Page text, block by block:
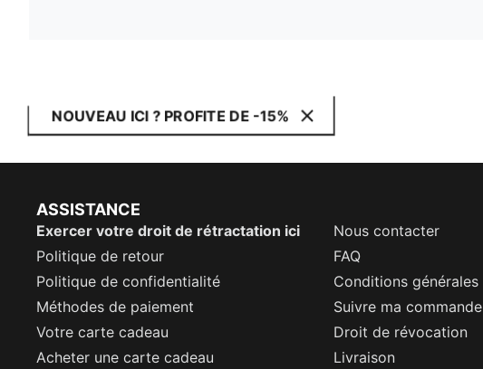
NOUVEAU ICI ? PROFITE DE -15%
ASSISTANCE
Exercer votre droit de rétractation ici
Nous contacter
Politique de retour
FAQ
Politique de confidentialité
Conditions générales
Méthodes de paiement
Suivre ma commande
Votre carte cadeau
Droit de révocation
Acheter une carte cadeau
Livraison